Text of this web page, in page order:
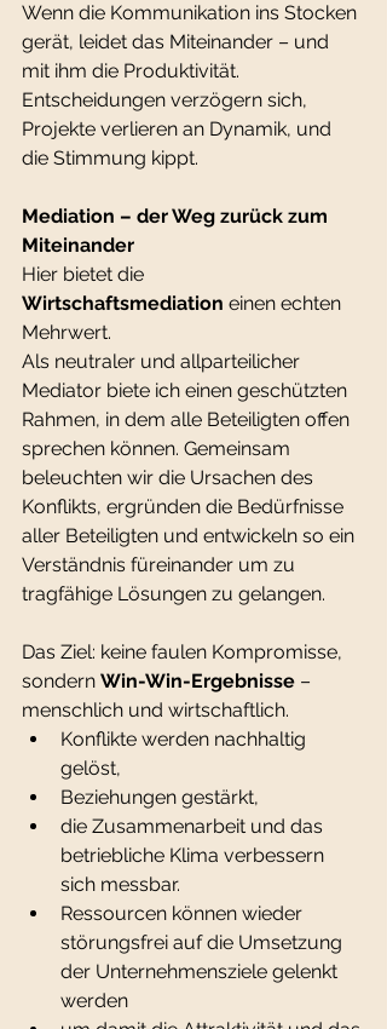
Wenn die Kommunikation ins Stocken
gerät, leidet das Miteinander – und
mit ihm die Produktivität.
Entscheidungen verzögern sich,
Projekte verlieren an Dynamik, und
die Stimmung kippt.
Mediation – der Weg zurück zum
Miteinander
Hier bietet die
Wirtschaftsmediation einen echten
Mehrwert.
Als neutraler und allparteilicher
Mediator biete ich einen geschützten
Rahmen, in dem alle Beteiligten offen
sprechen können. Gemeinsam
beleuchten wir die Ursachen des
Konflikts, ergründen die Bedürfnisse
aller Beteiligten und entwickeln so ein
Verständnis füreinander um zu
tragfähige Lösungen zu gelangen.
Das Ziel: keine faulen Kompromisse,
sondern Win-Win-Ergebnisse –
menschlich und wirtschaftlich.
Konflikte werden nachhaltig
gelöst,
Beziehungen gestärkt,
die Zusammenarbeit und das
betriebliche Klima verbessern
sich messbar.
Ressourcen können wieder
störungsfrei auf die Umsetzung
der Unternehmensziele gelenkt
werden